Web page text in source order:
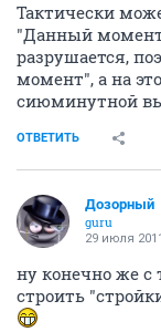
Тактически
"Данный
разрушается,
момент", а на
сиюминутной
ОТВЕТИТЬ
Дозорный
guru
29 июля 2011
ну конечно же с
строить